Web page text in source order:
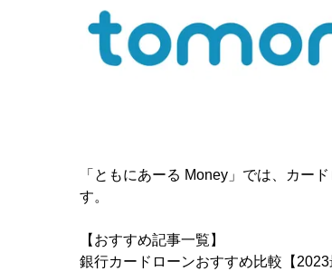
「ともにあーる Money」では、カー
す。
【おすすめ記事一覧】
銀行カードローンおすすめ比較【